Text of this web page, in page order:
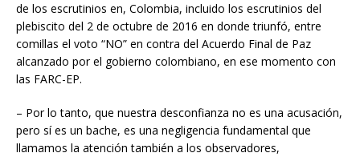
de los escrutinios en, Colombia, incluido los escrutinios del
plebiscito del 2 de octubre de 2016 en donde triunfó, entre
comillas el voto “NO” en contra del Acuerdo Final de Paz
alcanzado por el gobierno colombiano, en ese momento con
las FARC-EP.
– Por lo tanto, que nuestra desconfianza no es una acusación,
pero sí es un bache, es una negligencia fundamental que
llamamos la atención también a los observadores,